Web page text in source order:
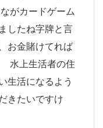
がカードゲーム
したね字牌と言
お金賭けてれば
水上生活者の住
生活になるよう
きたいですけ